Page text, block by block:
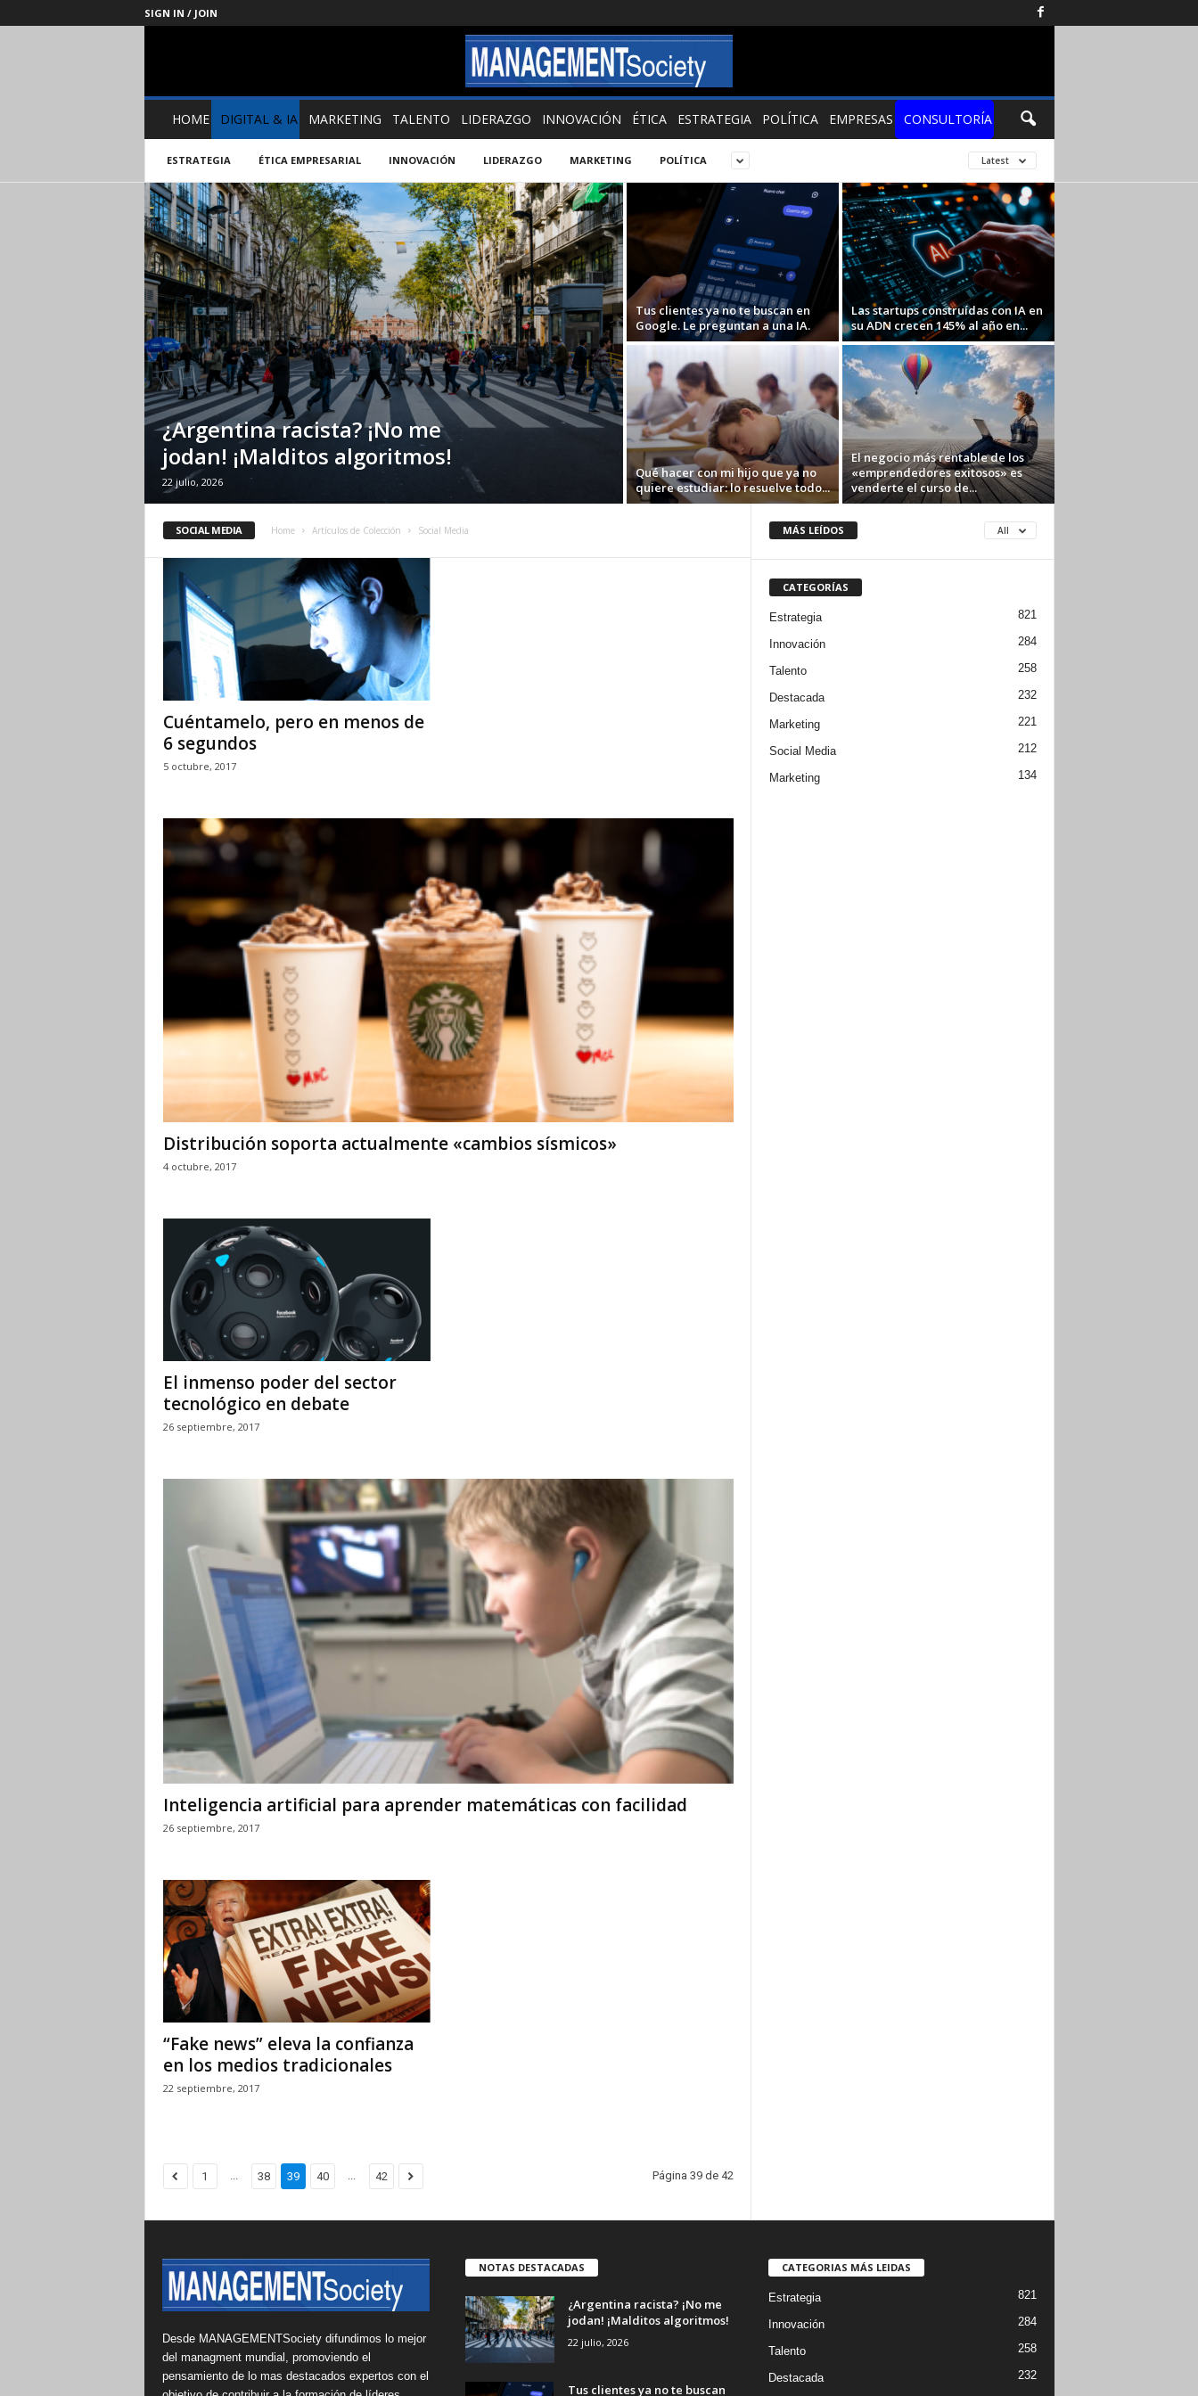
SIGN IN / JOIN
Management
SocietyHOME DIGITAL & IA MARKETING TALENTO LIDERAZGO INNOVACIÓN ÉTICA ESTRATEGIA POLÍTICA EMPRESAS CONSULTORÍA
ESTRATEGIA ÉTICA EMPRESARIAL INNOVACIÓN LIDERAZGO MARKETING POLÍTICA Latest
¿Argentina racista? ¡No me
jodan! ¡Malditos algoritmos!
22 julio, 2026
Tus clientes ya no te buscan en
Google. Le preguntan a una IA.
Las startups construídas con IA en
su ADN crecen 145% al año en...
Qué hacer con mi hijo que ya no
quiere estudiar: lo resuelve todo...
El negocio más rentable de los
«emprendedores exitosos» es
venderte el curso de...
SOCIAL MEDIA Home Artículos de Colección Social Media
Cuéntamelo, pero en menos de
6 segundos
5 octubre, 2017
Distribución soporta actualmente «cambios sísmicos»
4 octubre, 2017
El inmenso poder del sector
tecnológico en debate
26 septiembre, 2017
Inteligencia artificial para aprender matemáticas con facilidad
26 septiembre, 2017
“Fake news” eleva la confianza
en los medios tradicionales
22 septiembre, 2017
1 38 39 40 42 Página 39 de 42
MÁS LEÍDOS All
CATEGORÍAS
Estrategia 821
Innovación 284
Talento 258
Destacada 232
Marketing 221
Social Media 212
Marketing 134
Desde MANAGEMENTSociety difundimos lo mejor
del managment mundial, promoviendo el
pensamiento de lo mas destacados expertos con el
NOTAS DESTACADAS
¿Argentina racista? ¡No me
jodan! ¡Malditos algoritmos!
22 julio, 2026
Tus clientes ya no te buscan
CATEGORIAS MÁS LEIDAS
Estrategia 821
Innovación 284
Talento 258
Destacada
232